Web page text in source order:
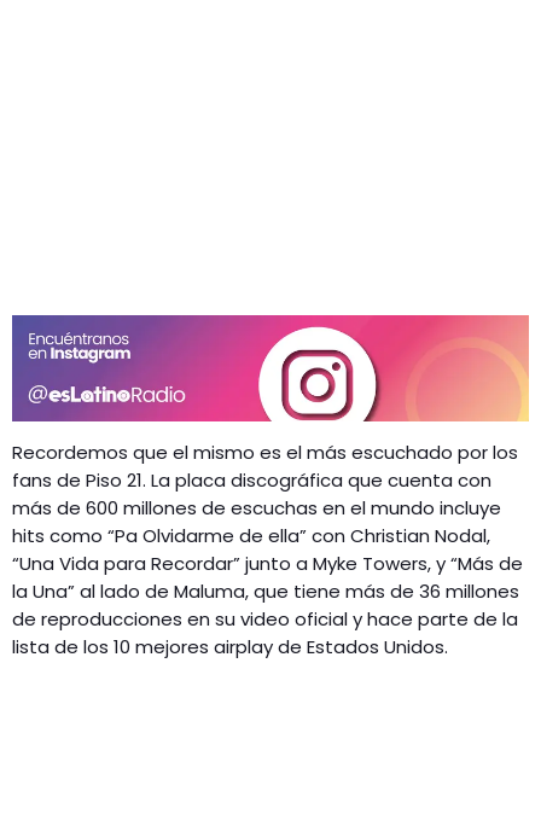
Recordemos que el mismo es el más escuchado por los
fans de Piso 21. La placa discográfica que cuenta con
más de 600 millones de escuchas en el mundo incluye
hits como “Pa Olvidarme de ella” con Christian Nodal,
“Una Vida para Recordar” junto a Myke Towers, y “Más de
la Una” al lado de Maluma, que tiene más de 36 millones
de reproducciones en su video oficial y hace parte de la
lista de los 10 mejores airplay de Estados Unidos.